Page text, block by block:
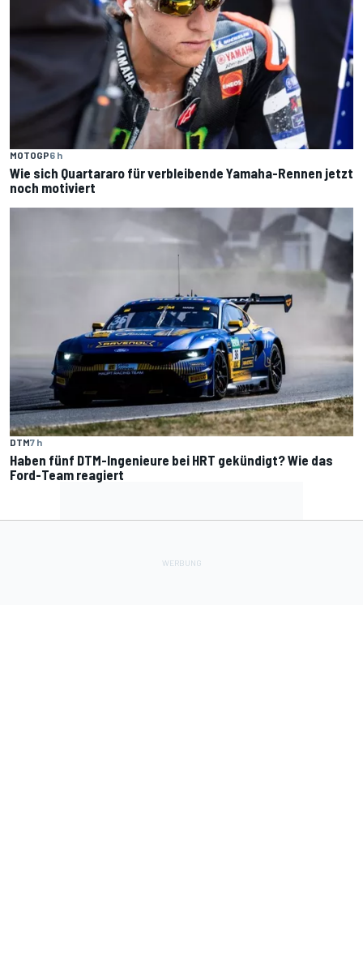
MOTOGP6 h
Wie sich Quartararo für verbleibende Yamaha-Rennen jetzt
noch motiviert
DTM7 h
Haben fünf DTM-Ingenieure bei HRT gekündigt? Wie das
Ford-Team reagiert